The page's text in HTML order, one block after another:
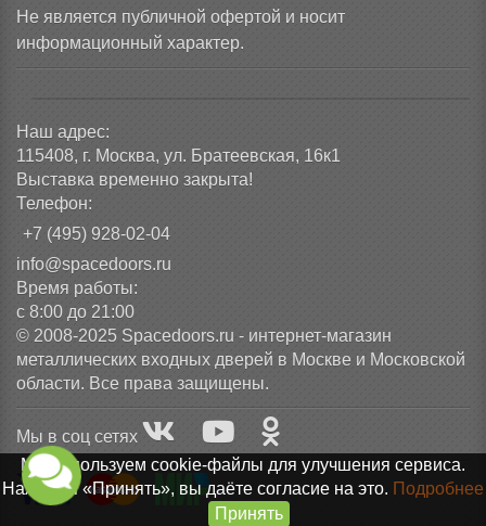
Не является публичной офертой и носит
информационный характер.
Наш адрес:
115408, г. Москва, ул. Братеевская, 16к1
Выставка временно закрыта!
Телефон:
+7 (495) 928-02-04
info@spacedoors.ru
Время работы:
с 8:00 до 21:00
© 2008-2025 Spacedoors.ru - интернет-магазин
металлических входных дверей в Москве и Московской
области. Все права защищены.
Мы в соц сетях
Мы используем cookie-файлы для улучшения сервиса.
Нажимая «Принять», вы даёте согласие на это. Подробнее
Принять